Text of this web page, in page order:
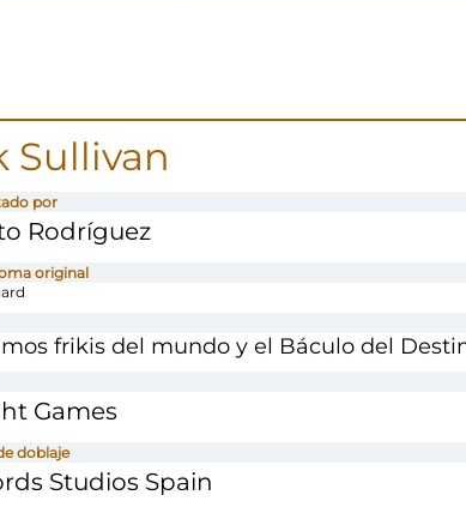
Sullivan
por
Rodríguez
original
frikis del mundo y el Báculo del
Games
doblaje
Studios Spain